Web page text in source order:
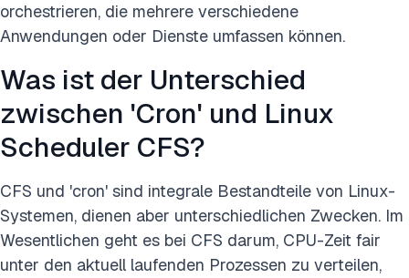
orchestrieren, die mehrere verschiedene
Anwendungen oder Dienste umfassen können.
Was ist der Unterschied
zwischen 'Cron' und Linux
Scheduler CFS?
CFS und 'cron' sind integrale Bestandteile von Linux-
Systemen, dienen aber unterschiedlichen Zwecken. Im
Wesentlichen geht es bei CFS darum, CPU-Zeit fair
unter den aktuell laufenden Prozessen zu verteilen,